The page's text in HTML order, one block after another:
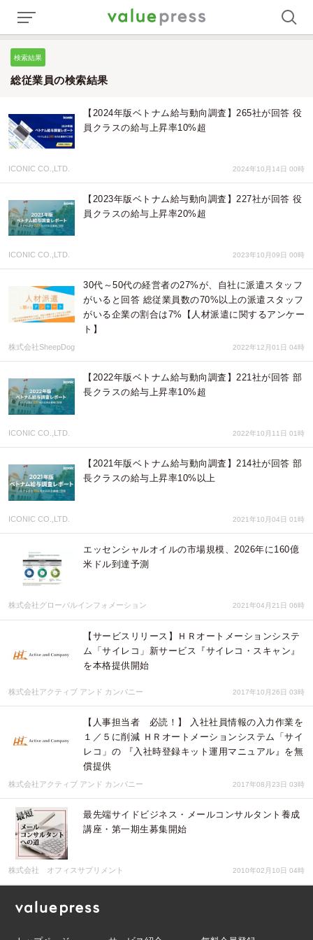
検索結果
総従業員の検索結果
【2024年版ベトナム給与動向調査】265社が回答 役
員クラスの給与上昇率10%超
ICONIC CO.,LTD. 2024年10月14日 00時
【2023年版ベトナム給与動向調査】227社が回答 役
員クラスの給与上昇率20%超
ICONIC CO.,LTD. 2023年10月09日 00時
30代～50代の経営者の27%が、自社に派遣スタッフ
がいると回答 総従業員数の70%以上の派遣スタッフ
がいる企業の割合は7%【人材派遣に関するアンケー
ト】
株式会社SheepDog 2022年12月01日 04時
【2022年版ベトナム給与動向調査】221社が回答 部
長クラスの給与上昇率10%超
ICONIC CO.,LTD. 2022年10月11日 01時
【2021年版ベトナム給与動向調査】214社が回答 部
長クラスの給与上昇率10%以上
ICONIC CO.,LTD. 2021年10月04日 01時
エッセンシャルオイルの市場規模、2026年に160億
米ドル到達予測
株式会社グローバルインフォメーション 2021年04月21日 06時
【サービスリリース】ＨＲオートメーションシステ
ム「サイレコ」新サービス『サイレコ・スキャン』
を本格提供開始
株式会社アクティブ アンド カンパニー 2017年10月26日 03時
【人事担当者 必読！】 入社社員情報の入力作業を
１／５に削減 ＨＲオートメーションシステム「サイ
レコ」の 『入社時登録キット運用マニュアル』を無
償提供
株式会社アクティブ アンド カンパニー 2017年08月23日 03時
最先端サイドビジネス・メールコンサルタント養成
講座・第一期生募集開始
株式会社 オフィスサプリメント 2010年02月10日 04時